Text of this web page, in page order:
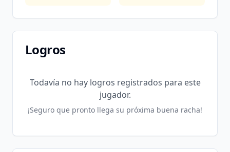
Logros
Todavía no hay logros registrados para este
jugador.
¡Seguro que pronto llega su próxima buena racha!